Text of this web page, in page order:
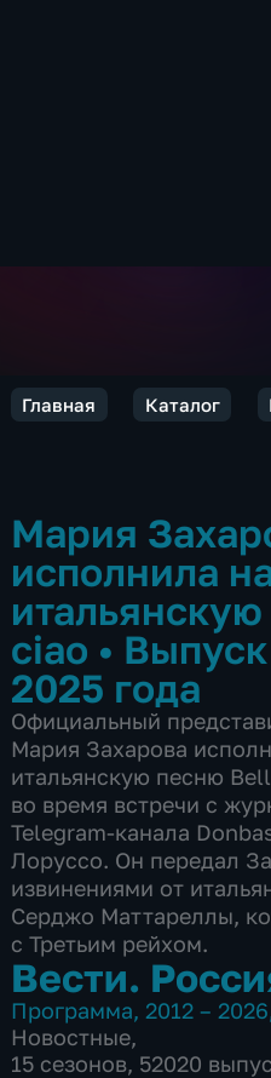
Главная Каталог
Мария
исполнила
ciao •
2025 года
Официальный
Мария Захарова
итальянскую песню
во время встречи с
Telegram-канала
Лоруссо. Он передал
извинениями от
Серджо Маттареллы,
с Третьим рейхом.
Вести.
Программа, 2012 – 2026
Новостные,
15 сезонов, 52020